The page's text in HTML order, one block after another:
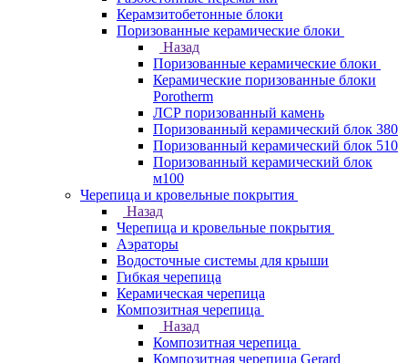
Керамзитобетонные блоки
Поризованные керамические блоки
Назад
Поризованные керамические блоки
Керамические поризованные блоки
Porotherm
ЛСР поризованный камень
Поризованный керамический блок 380
Поризованный керамический блок 510
Поризованный керамический блок
м100
Черепица и кровельные покрытия
Назад
Черепица и кровельные покрытия
Аэраторы
Водосточные системы для крыши
Гибкая черепица
Керамическая черепица
Композитная черепица
Назад
Композитная черепица
Композитная черепица Gerard